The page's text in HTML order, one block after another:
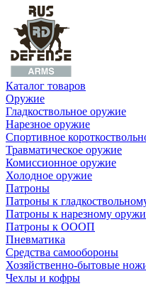
Каталог товаров
Оружие
Гладкоствольное оружие
Нарезное оружие
Спортивное
Травматическое оружие
Комиссионное оружие
Холодное оружие
Патроны
Патроны к
Патроны к нарезному
Патроны к ОООП
Пневматика
Средства самообороны
Хозяйственно-бытовые
Чехлы и кофры